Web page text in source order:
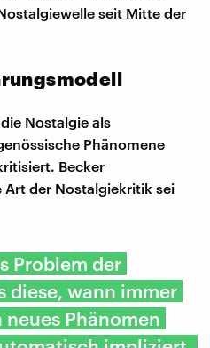
seit Mitte der
Nostalgie als
Phänomene
Becker
Art der Nostalgiekritik sei
Problem der
diese, wann immer
Phänomen